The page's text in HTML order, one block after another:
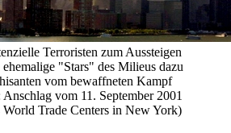
Terroristen zum Aussteigen
"Stars" des Milieus dazu
vom bewaffneten Kampf
vom 11. September 2001
World Trade Centers in New York)